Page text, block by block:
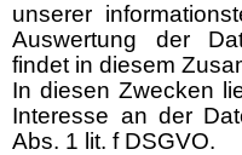
unserer
Auswertung der
findet in diesem
In diesen Zwecken
Interesse an der
Abs. 1 lit. f DSGVO.